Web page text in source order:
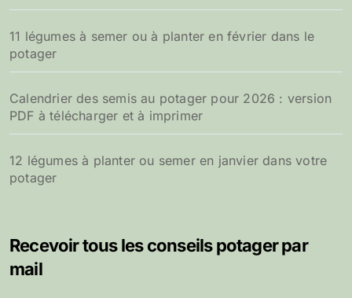
11 légumes à semer ou à planter en février dans le
potager
Calendrier des semis au potager pour 2026 : version
PDF à télécharger et à imprimer
12 légumes à planter ou semer en janvier dans votre
potager
Recevoir tous les conseils potager par
mail